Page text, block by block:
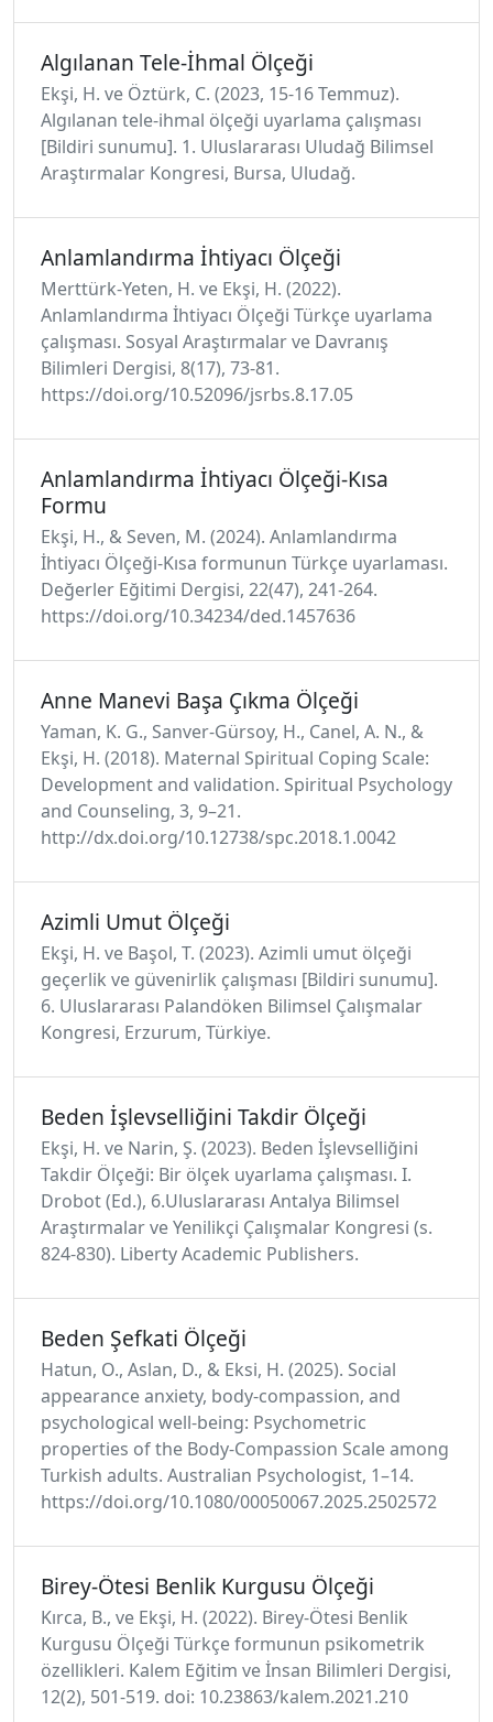
Algılanan Tele-İhmal Ölçeği
Ekşi, H. ve Öztürk, C. (2023, 15-16 Temmuz).
Algılanan tele-ihmal ölçeği uyarlama çalışması
[Bildiri sunumu]. 1. Uluslararası Uludağ Bilimsel
Araştırmalar Kongresi, Bursa, Uludağ.
Anlamlandırma İhtiyacı Ölçeği
Merttürk-Yeten, H. ve Ekşi, H. (2022).
Anlamlandırma İhtiyacı Ölçeği Türkçe uyarlama
çalışması. Sosyal Araştırmalar ve Davranış
Bilimleri Dergisi, 8(17), 73-81.
https://doi.org/10.52096/jsrbs.8.17.05
Anlamlandırma İhtiyacı Ölçeği-Kısa
Formu
Ekşi, H., & Seven, M. (2024). Anlamlandırma
İhtiyacı Ölçeği-Kısa formunun Türkçe uyarlaması.
Değerler Eğitimi Dergisi, 22(47), 241-264.
https://doi.org/10.34234/ded.1457636
Anne Manevi Başa Çıkma Ölçeği
Yaman, K. G., Sanver-Gürsoy, H., Canel, A. N., &
Ekşi, H. (2018). Maternal Spiritual Coping Scale:
Development and validation. Spiritual Psychology
and Counseling, 3, 9–21.
http://dx.doi.org/10.12738/spc.2018.1.0042
Azimli Umut Ölçeği
Ekşi, H. ve Başol, T. (2023). Azimli umut ölçeği
geçerlik ve güvenirlik çalışması [Bildiri sunumu].
6. Uluslararası Palandöken Bilimsel Çalışmalar
Kongresi, Erzurum, Türkiye.
Beden İşlevselliğini Takdir Ölçeği
Ekşi, H. ve Narin, Ş. (2023). Beden İşlevselliğini
Takdir Ölçeği: Bir ölçek uyarlama çalışması. I.
Drobot (Ed.), 6.Uluslararası Antalya Bilimsel
Araştırmalar ve Yenilikçi Çalışmalar Kongresi (s.
824-830). Liberty Academic Publishers.
Beden Şefkati Ölçeği
Hatun, O., Aslan, D., & Eksi, H. (2025). Social
appearance anxiety, body-compassion, and
psychological well-being: Psychometric
properties of the Body-Compassion Scale among
Turkish adults. Australian Psychologist, 1–14.
https://doi.org/10.1080/00050067.2025.2502572
Birey-Ötesi Benlik Kurgusu Ölçeği
Kırca, B., ve Ekşi, H. (2022). Birey-Ötesi Benlik
Kurgusu Ölçeği Türkçe formunun psikometrik
özellikleri. Kalem Eğitim ve İnsan Bilimleri Dergisi,
12(2), 501-519. doi: 10.23863/kalem.2021.210